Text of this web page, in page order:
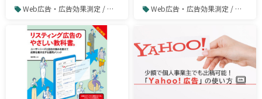
の運用方法とは
Web広告・広告効果測定 / リスティング広告
書籍5選
Web広告・広告効果測定 / リスティング広告